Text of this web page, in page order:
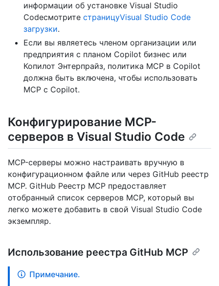
информации об установке Visual Studio
Codeсмотрите страницуVisual Studio Code
загрузки.
Если вы являетесь членом организации или
предприятия с планом Copilot бизнес или
Копилот Энтерпрайз, политика MCP в Copilot
должна быть включена, чтобы использовать
MCP с Copilot.
Конфигурирование MCP-
серверов в Visual Studio Code
MCP-серверы можно настраивать вручную в
конфигурационном файле или через GitHub реестр
MCP. GitHub Реестр MCP предоставляет
отобранный список серверов MCP, который вы
легко можете добавить в свой Visual Studio Code
экземпляр.
Использование реестра GitHub MCP
Примечание.